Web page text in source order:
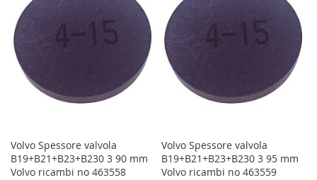
Volvo Spessore valvola
B19+B21+B23+B230 3 90 mm
Volvo ricambi no 463558
Volvo Spessore valvola
B19+B21+B23+B230 3 95 mm
Volvo ricambi no 463559